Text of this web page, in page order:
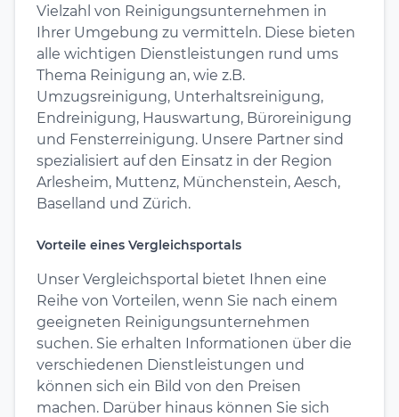
Vielzahl von Reinigungsunternehmen in
Ihrer Umgebung zu vermitteln. Diese bieten
alle wichtigen Dienstleistungen rund ums
Thema Reinigung an, wie z.B.
Umzugsreinigung, Unterhaltsreinigung,
Endreinigung, Hauswartung, Büroreinigung
und Fensterreinigung. Unsere Partner sind
spezialisiert auf den Einsatz in der Region
Arlesheim, Muttenz, Münchenstein, Aesch,
Baselland und Zürich.
Vorteile eines Vergleichsportals
Unser Vergleichsportal bietet Ihnen eine
Reihe von Vorteilen, wenn Sie nach einem
geeigneten Reinigungsunternehmen
suchen. Sie erhalten Informationen über die
verschiedenen Dienstleistungen und
können sich ein Bild von den Preisen
machen. Darüber hinaus können Sie sich